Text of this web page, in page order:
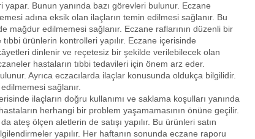
Bunun yanında bazı görevleri bulunur. Eczane
adına eksik olan ilaçların temin edilmesi sağlanır. Bu
mağdur edilmemesi sağlanır. Eczane raflarının düzenli bir
tıbbi ürünlerin kontrolleri yapılır. Eczane içerisinde
dinlenir ve reçetesiz bir şekilde verilebilecek olan
hastaların tıbbi tedavileri için önem arz eder.
Ayrıca eczacılarda ilaçlar konusunda oldukça bilgilidir.
sağlanır.
ilaçların doğru kullanımı ve saklama koşulları yanında
herhangi bir problem yaşamamasının önüne geçilir.
ateş ölçen aletlerin de satışı yapılır. Bu ürünleri satın
yapılır. Her haftanın sonunda eczane raporu